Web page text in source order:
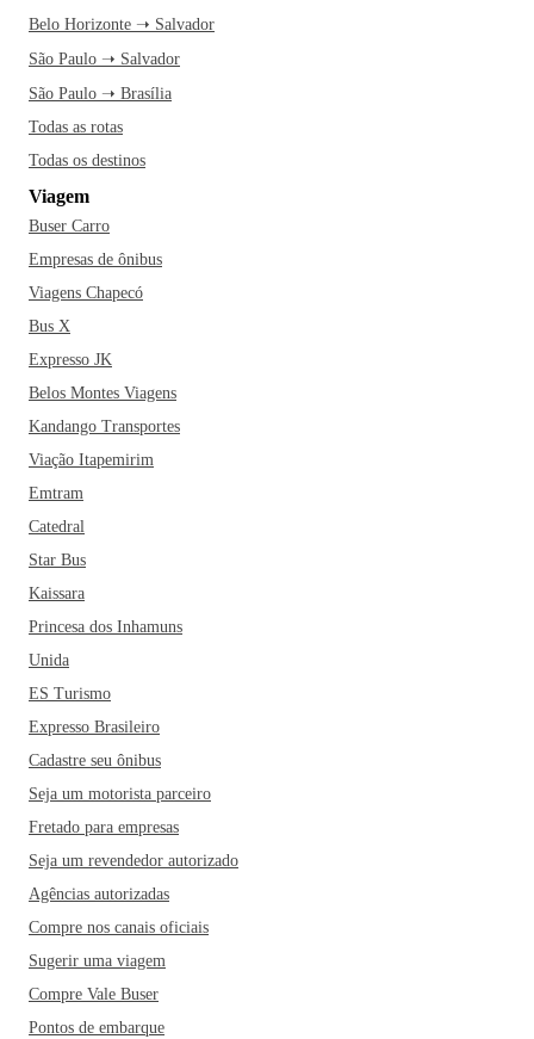
Belo Horizonte ➝ Salvador
São Paulo ➝ Salvador
São Paulo ➝ Brasília
Todas as rotas
Todas os destinos
Viagem
Buser Carro
Empresas de ônibus
Viagens Chapecó
Bus X
Expresso JK
Belos Montes Viagens
Kandango Transportes
Viação Itapemirim
Emtram
Catedral
Star Bus
Kaissara
Princesa dos Inhamuns
Unida
ES Turismo
Expresso Brasileiro
Cadastre seu ônibus
Seja um motorista parceiro
Fretado para empresas
Seja um revendedor autorizado
Agências autorizadas
Compre nos canais oficiais
Sugerir uma viagem
Compre Vale Buser
Pontos de embarque